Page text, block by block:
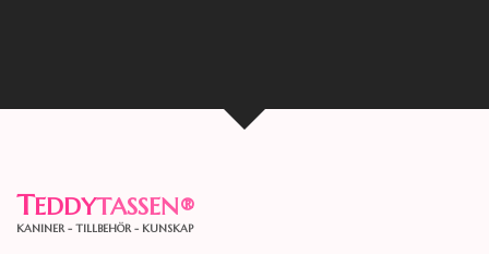
TEDDYTASSEN®
KANINER - TILLBEHÖR - KUNSKAP